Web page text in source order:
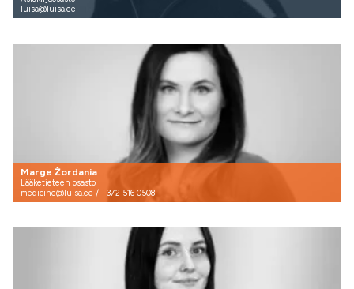
luisa@luisa.ee
Marge Žordania
Lääketieteen osasto
medicine@luisa.ee / +372 516 0508